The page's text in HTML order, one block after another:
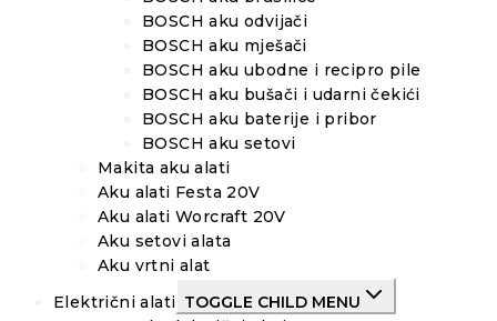
BOSCH aku odvijači
BOSCH aku mješači
BOSCH aku ubodne i recipro pile
BOSCH aku bušači i udarni čekići
BOSCH aku baterije i pribor
BOSCH aku setovi
Makita aku alati
Aku alati Festa 20V
Aku alati Worcraft 20V
Aku setovi alata
Aku vrtni alat
Električni alati TOGGLE CHILD MENU